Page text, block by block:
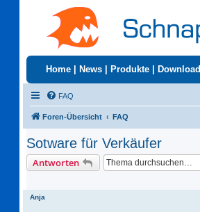
Home News Produkte Download
FAQ
Foren-Übersicht FAQ
Sotware für Verkäufer
Antworten
Anja